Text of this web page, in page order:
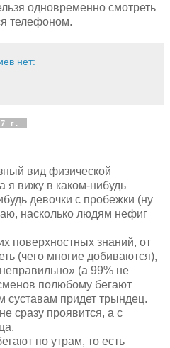
одновременно смотреть
телефоном.
нет:
г.
вид физической
я вижу в каком-нибудь
девочки с пробежки (ну
насколько людям нефиг
поверхностных знаний, от
(чего многие добиваются),
(а 99% не
полюбому бегают
суставам придет трындец.
сразу проявится, а с
по утрам, то есть